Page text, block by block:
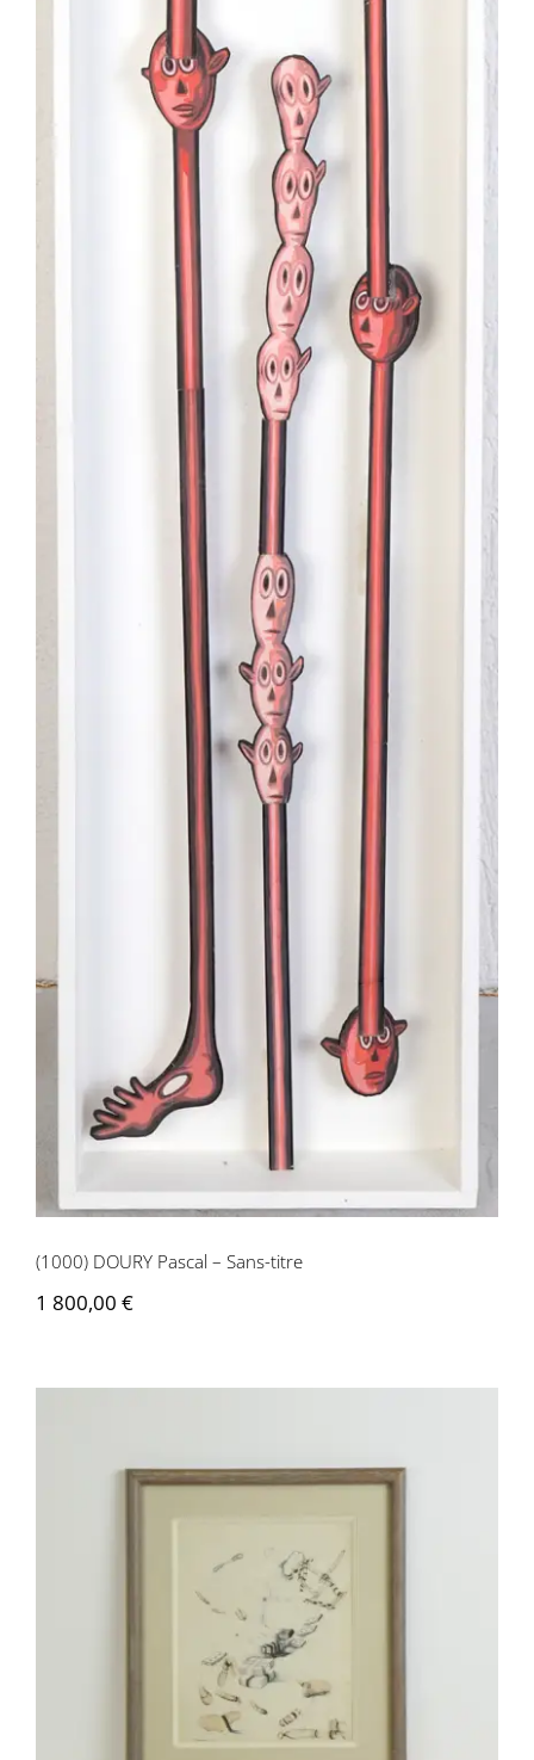
(1000) DOURY Pascal – Sans-titre
(1000) DOURY Pascal – Sans-titre
1 800,00 €
(1001) KERMARREC Joël – Forme molle